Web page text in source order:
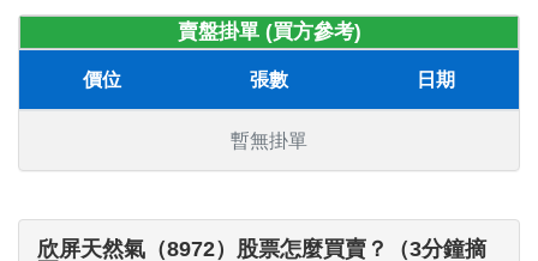
賣盤掛單 (買方參考)
價位 張數 日期
暫無掛單
欣屏天然氣（8972）股票怎麼買賣？（3分鐘摘